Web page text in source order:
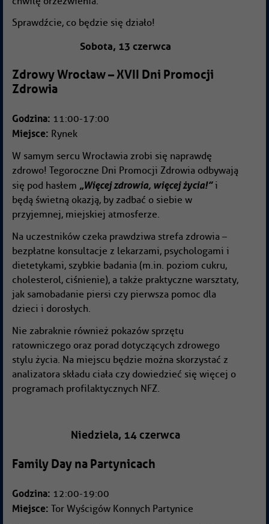
Sprawdźcie, co będzie się działo!
Sobota, 13 czerwca
Zdrowy Wrocław – XVII Dni Promocji
Zdrowia
Godzina: 11:00-17:00
Miejsce: Rynek
W samym sercu Wrocławia zrobi się naprawdę
zdrowo! Tegoroczne Dni Promocji Zdrowia odbywają
się pod hasłem „Więcej zdrowia, więcej życia!”i
będą świetną okazją, by zadbać o siebie w
przyjemnej, miejskiej atmosferze.
Na uczestników czeka prawdziwa strefa zdrowia –
bezpłatne konsultacje z lekarzami, psychologami i
dietetykami, szybkie badania (m.in. poziom cukru,
cholesterol, ciśnienie), a także praktyczne warsztaty,
jak samobadanie piersi czy pierwsza pomoc dla
dzieci i dorosłych.
Nie zabraknie również pokazów sprzętu
ratowniczego oraz porad dotyczących zdrowego
stylu życia. Na miejscu będzie można skorzystać z
analizatora składu ciała czy dowiedzieć się więcej o
programach profilaktycznych NFZ.
Niedziela, 14 czerwca
Family Day na Partynicach
Godzina: 12:00-19:00
Miejsce: Tor Wyścigów Konnych Partynice